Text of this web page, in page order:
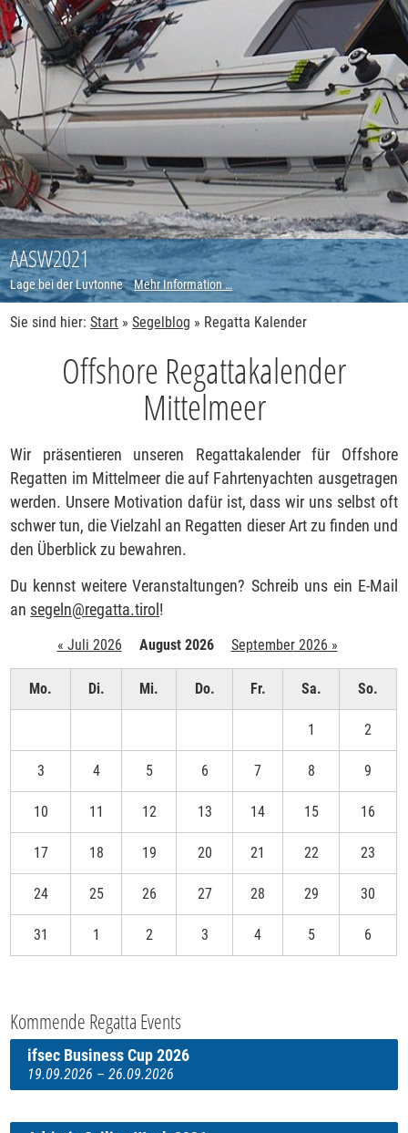
AASW2021
Lage bei der LuvtonneMehr Information …
Sie sind hier:Start »Segelblog » Regatta Kalender
Offshore Regattakalender
Mittelmeer
Wir präsentieren unseren Regattakalender für Offshore
Regatten im Mittelmeer die auf Fahrtenyachten ausgetragen
werden. Unsere Motivation dafür ist, dass wir uns selbst oft
schwer tun, die Vielzahl an Regatten dieser Art zu finden und
den Überblick zu bewahren.
Du kennst weitere Veranstaltungen? Schreib uns ein E-Mail
an segeln@regatta.tirol !
« Juli 2026 August 2026 September 2026 »
Mo. Di. Mi. Do. Fr. Sa. So.
1 2
3 4 5 6 7 8 9
10 11 12 13 14 15 16
17 18 19 20 21 22 23
24 25 26 27 28 29 30
31 1 2 3 4 5 6
Kommende Regatta Events
ifsec Business Cup 2026
19.09.2026 – 26.09.2026